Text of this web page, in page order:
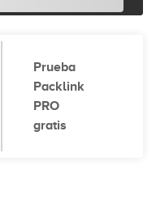
Prueba
Packlink
PRO
gratis